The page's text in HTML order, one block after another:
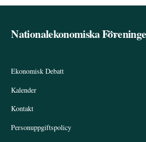
Back
Nationalekonomiska
Ekonomisk Debatt
Kalender
Kontakt
Personuppgiftspolicy